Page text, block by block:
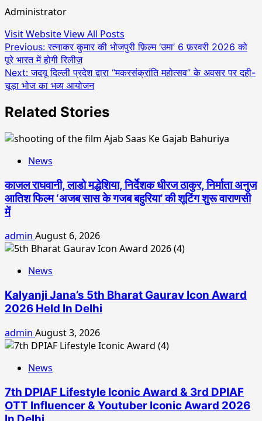
Administrator
Visit WebsiteView All Posts
Post
navigation
Previous:रत्नाकर कुमार की भोजपुरी फ़िल्म ‘उमा’ 6 फ़रवरी 2026 को
पूरे भारत में होगी रिलीज़
Next:जदयू दिल्ली प्रदेश द्वारा “मकरसंक्रांति महोत्सव” के अवसर पर दही-
चूड़ा भोज का भव्य आयोजन
Related Stories
News
काजल राघवानी, लाडो मद्धेशिया, निर्देशक धीरज ठाकुर, निर्माता अनुज
आतिश फिल्म ‘अजब सास के गजब बहुरिया’ की शूटिंग शुरू वाराणसी
में
admin August 6, 2026
News
Kalyanji Jana’s 5th Bharat Gaurav Icon Award
2026 Held In Delhi
admin August 3, 2026
News
7th DPIAF Lifestyle Iconic Award & 3rd DPIAF
OTT Influencer & Youtuber Iconic Award 2026